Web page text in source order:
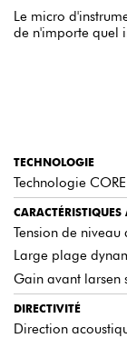
Le micro
de n'importe quel
TECHNOLOGIE
Technologie
Tension de
Large plage
Gain avant larsen
DIRECTIVITÉ
Direction